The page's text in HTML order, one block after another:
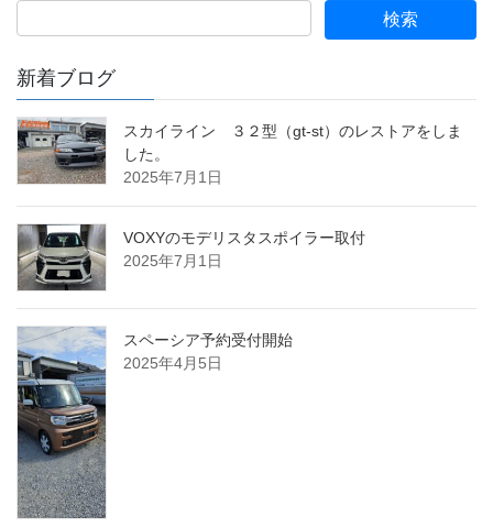
新着ブログ
スカイライン ３２型（gt-st）のレストアをしま
した。
2025年7月1日
VOXYのモデリスタスポイラー取付
2025年7月1日
スペーシア予約受付開始
2025年4月5日